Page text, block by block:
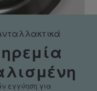
εγγύηση για